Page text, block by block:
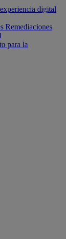
digital
Remediaciones
para la